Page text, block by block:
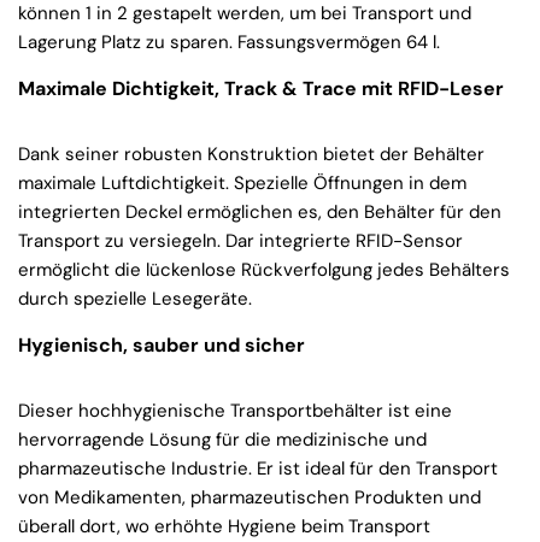
können 1 in 2 gestapelt werden, um bei Transport und
Lagerung Platz zu sparen. Fassungsvermögen 64 l.
Maximale Dichtigkeit, Track & Trace mit RFID-Leser
Dank seiner robusten Konstruktion bietet der Behälter
maximale Luftdichtigkeit. Spezielle Öffnungen in dem
integrierten Deckel ermöglichen es, den Behälter für den
Transport zu versiegeln. Dar integrierte RFID-Sensor
ermöglicht die lückenlose Rückverfolgung jedes Behälters
durch spezielle Lesegeräte.
Hygienisch, sauber und sicher
Dieser hochhygienische Transportbehälter ist eine
hervorragende Lösung für die medizinische und
pharmazeutische Industrie. Er ist ideal für den Transport
von Medikamenten, pharmazeutischen Produkten und
überall dort, wo erhöhte Hygiene beim Transport